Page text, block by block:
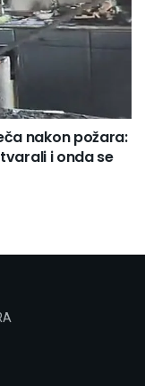
nakon požara:
i onda se